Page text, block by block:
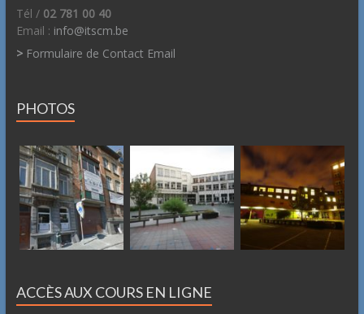
Tél / 02 781 00 40
Email : info@itscm.be
>Formulaire de Contact Email
PHOTOS
ACCÈS AUX COURS EN LIGNE